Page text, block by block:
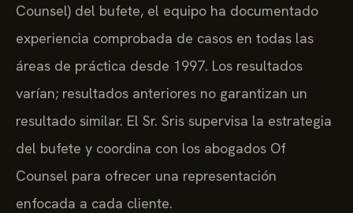
Counsel) del bufete, el equipo ha documentado
experiencia comprobada de casos en todas las
áreas de práctica desde 1997. Los resultados
varían; resultados anteriores no garantizan un
resultado similar. El Sr. Sris supervisa la estrategia
del bufete y coordina con los abogados Of
Counsel para ofrecer una representación
enfocada a cada cliente.